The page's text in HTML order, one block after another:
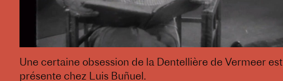
Une certaine obsession de la Dentellière de Vermeer est
présente chez Luis Buñuel.